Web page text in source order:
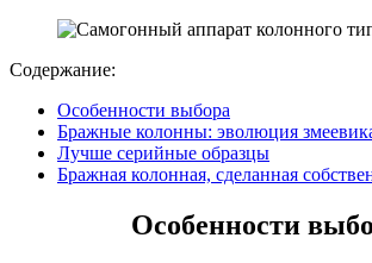
Содержание:
Особенности выбора
Бражные колонны: эволюция
Лучше серийные образцы
Бражная колонная, сделанная
Особенности